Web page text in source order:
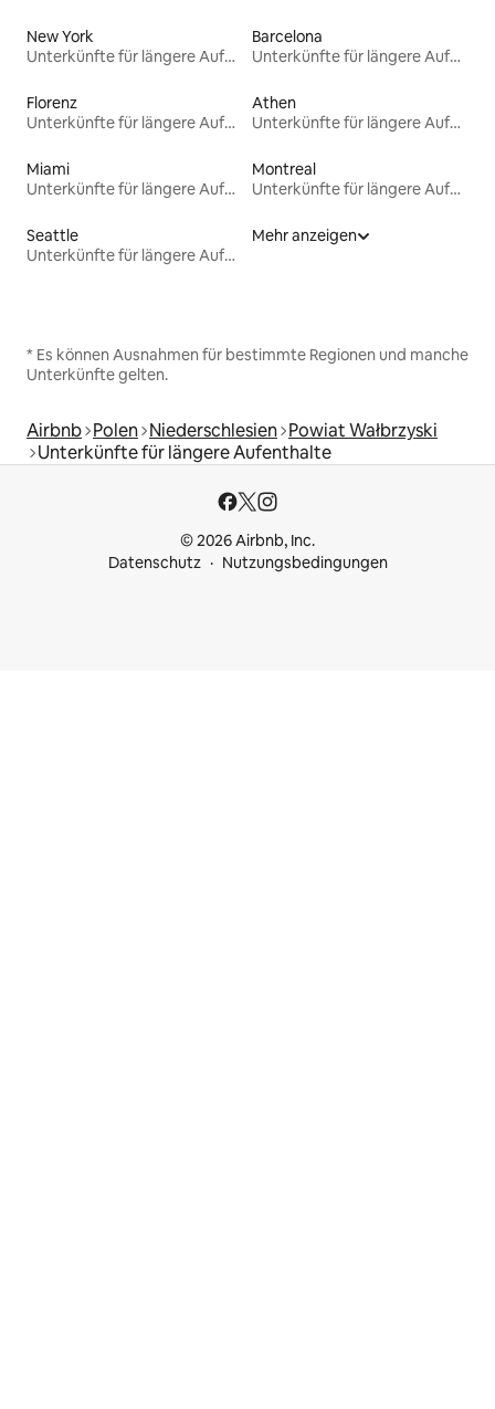
New York
Unterkünfte für längere Aufenthalte
Barcelona
Unterkünfte für längere Aufenthalte
Florenz
Unterkünfte für längere Aufenthalte
Athen
Unterkünfte für längere Aufenthalte
Miami
Unterkünfte für längere Aufenthalte
Montreal
Unterkünfte für längere Aufenthalte
Seattle
Unterkünfte für längere Aufenthalte
Mehr anzeigen
* Es können Ausnahmen für bestimmte Regionen und manche
Unterkünfte gelten.
Airbnb Polen Niederschlesien Powiat Wałbrzyski
Unterkünfte für längere Aufenthalte
© 2026 Airbnb, Inc.
Datenschutz
Nutzungsbedingungen